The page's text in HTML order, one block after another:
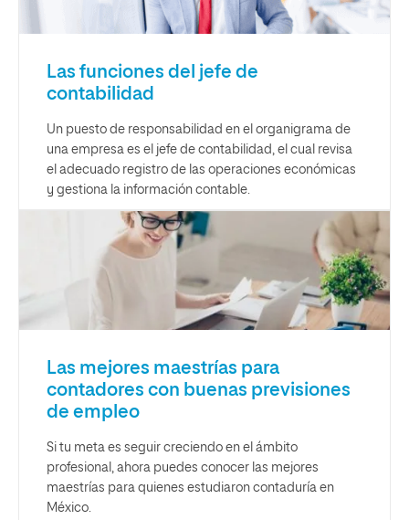
Las funciones del jefe de
contabilidad
Un puesto de responsabilidad en el organigrama de
una empresa es el jefe de contabilidad, el cual revisa
el adecuado registro de las operaciones económicas
y gestiona la información contable.
Las mejores maestrías para
contadores con buenas previsiones
de empleo
Si tu meta es seguir creciendo en el ámbito
profesional, ahora puedes conocer las mejores
maestrías para quienes estudiaron contaduría en
México.